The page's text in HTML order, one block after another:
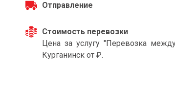
Отправление
Стоимость перевозки
Цена за услугу "Перевозка
Курганинск от ₽.